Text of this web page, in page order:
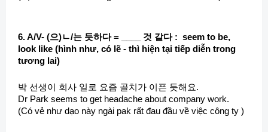
6. A/V- (으)ㄴ/는 듯하다 = ____ 것 같다 : seem to be,
look like (hình như, có lẽ - thì hiện tại tiếp diễn trong
tương lai)
박 선생이 회사 일로 요즘 골치가 이픈 듯해요.
Dr Park seems to get headache about company work.
(Có vẻ như dạo này ngài pak rất đau đầu về việc công ty )